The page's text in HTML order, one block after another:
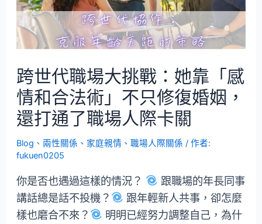
跨世代職場大挑戰：她靠「感
情和合法術」不只修復婚姻，
還打通了職場人際卡關
Blog 、 兩性關係 、 家庭親情 、職場人際關係 / 作者:
fukuen0205
你是否也遇過這樣的情況？
跟職場的年長同事
講話總是話不投機？
跟年輕新人共事，卻怎麼
樣也磨合不來？
明明已經努力調整自己，為什